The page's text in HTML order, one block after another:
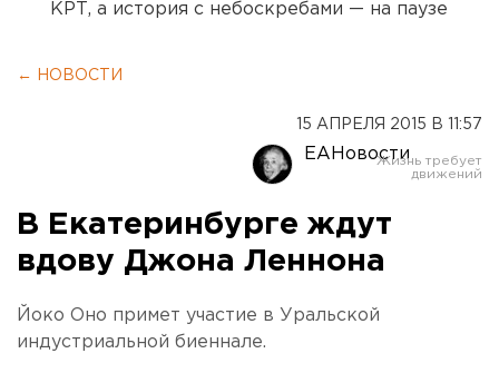
КРТ, а история с небоскребами — на паузе
← НОВОСТИ
15 АПРЕЛЯ 2015 В 11:57
ЕАНовости
В Екатеринбурге ждут
вдову Джона Леннона
Йоко Оно примет участие в Уральской
индустриальной биеннале.